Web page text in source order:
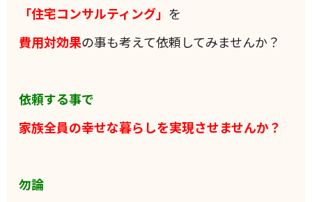
「住宅コンサルティング」 を
費用対効果の事も考えて依頼してみませんか？
依頼する事で
家族全員の幸せな暮らしを実現させませんか？
勿論